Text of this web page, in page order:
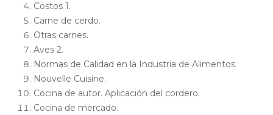
Costos 1.
Carne de cerdo.
Otras carnes.
Aves 2.
Normas de Calidad en la Industria de Alimentos.
Nouvelle Cuisine.
Cocina de autor. Aplicación del cordero.
Cocina de mercado.